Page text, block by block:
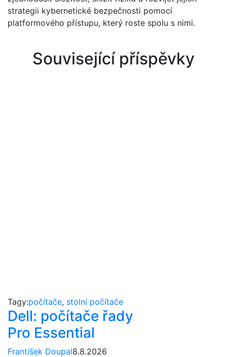
strategii kybernetické bezpečnosti pomocí
platformového přístupu, který roste spolu s nimi.
Související příspěvky
Tagy:počítače, stolní počítače
Dell: počítače řady
Pro Essential
František Doupal8.8.2026